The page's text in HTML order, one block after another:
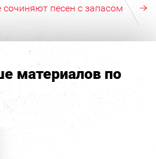
сочиняют песен с запасом
материалов по